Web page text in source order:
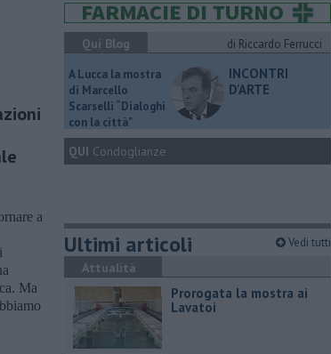
a
Ma
Qui Blog
di Riccardo Ferrucci
A Lucca la mostra
di Marcello
Scarselli “Dialoghi
con la città"
INCONTRI
D'ARTE
QUI Condoglianze
Ultimi articoli Vedi tutti
Attualità
Prorogata la mostra ai
Lavatoi